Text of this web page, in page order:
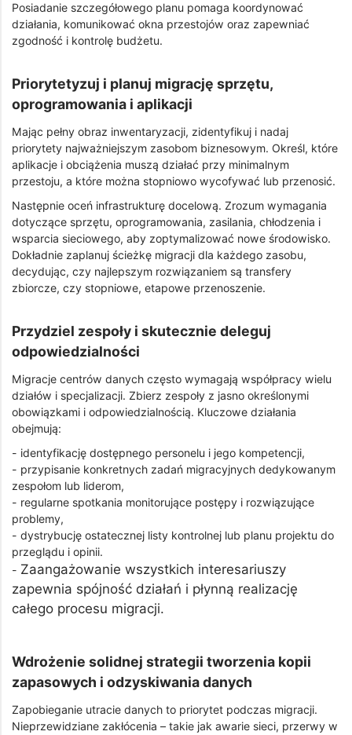
Posiadanie szczegółowego planu pomaga koordynować
działania, komunikować okna przestojów oraz zapewniać
zgodność i kontrolę budżetu.
Priorytetyzuj i planuj migrację sprzętu,
oprogramowania i aplikacji
Mając pełny obraz inwentaryzacji, zidentyfikuj i nadaj
priorytety najważniejszym zasobom biznesowym. Określ, które
aplikacje i obciążenia muszą działać przy minimalnym
przestoju, a które można stopniowo wycofywać lub przenosić.
Następnie oceń infrastrukturę docelową. Zrozum wymagania
dotyczące sprzętu, oprogramowania, zasilania, chłodzenia i
wsparcia sieciowego, aby zoptymalizować nowe środowisko.
Dokładnie zaplanuj ścieżkę migracji dla każdego zasobu,
decydując, czy najlepszym rozwiązaniem są transfery
zbiorcze, czy stopniowe, etapowe przenoszenie.
Przydziel zespoły i skutecznie deleguj
odpowiedzialności
Migracje centrów danych często wymagają współpracy wielu
działów i specjalizacji. Zbierz zespoły z jasno określonymi
obowiązkami i odpowiedzialnością. Kluczowe działania
obejmują:
- identyfikację dostępnego personelu i jego kompetencji,
- przypisanie konkretnych zadań migracyjnych dedykowanym
zespołom lub liderom,
- regularne spotkania monitorujące postępy i rozwiązujące
problemy,
- dystrybucję ostatecznej listy kontrolnej lub planu projektu do
przeglądu i opinii.
- Zaangażowanie wszystkich interesariuszy
zapewnia spójność działań i płynną realizację
całego procesu migracji.
Wdrożenie solidnej strategii tworzenia kopii
zapasowych i odzyskiwania danych
Zapobieganie utracie danych to priorytet podczas migracji.
Nieprzewidziane zakłócenia – takie jak awarie sieci, przerwy w